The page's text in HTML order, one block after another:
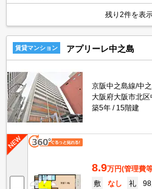
残り2件を表
賃貸マンション アプリーレ中之島
京阪中之島線/中
大阪府大阪市北区
築5年
15階建
8.9万円(管理費
敷
なし 礼